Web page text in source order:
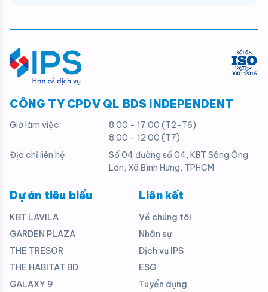
CÔNG TY CPDV QL BDS INDEPENDENT
Giờ làm việc:
8:00 - 17:00 (T2-T6)
8:00 - 12:00 (T7)
Địa chỉ liên hệ:
Số 04 đường số 04, KBT Sông Ông
Lớn, Xã Bình Hưng, TPHCM
Dự án tiêu biểu
KBT LAVILA
GARDEN PLAZA
THE TRESOR
THE HABITAT BD
GALAXY 9
Liên kết
Về chúng tôi
Nhân sự
Dịch vụ IPS
ESG
Tuyển dụng